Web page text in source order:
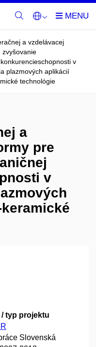
a vzdelávacej
zvyšovanie
v
plazmových aplikácií
technológie
a
pre
v
/ typ projektu
Slovenská